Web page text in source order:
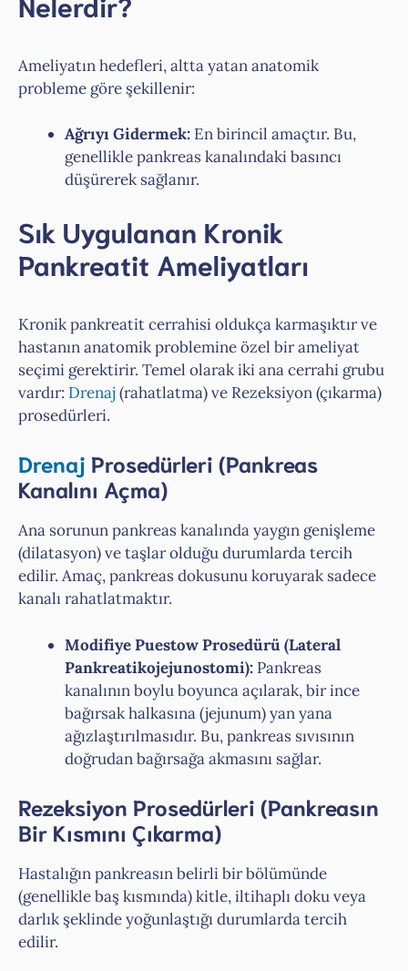
Ameliyatın hedefleri, altta yatan anatomik
probleme göre şekillenir:
Ağrıyı Gidermek: En birincil amaçtır. Bu,
genellikle pankreas kanalındaki basıncı
düşürerek sağlanır.
Sık Uygulanan Kronik
Pankreatit Ameliyatları
Kronik pankreatit cerrahisi oldukça karmaşıktır ve
hastanın anatomik problemine özel bir ameliyat
seçimi gerektirir. Temel olarak iki ana cerrahi grubu
vardır: Drenaj(rahatlatma) ve Rezeksiyon (çıkarma)
prosedürleri.
Drenaj Prosedürleri (Pankreas
Kanalını Açma)
Ana sorunun pankreas kanalında yaygın genişleme
(dilatasyon) ve taşlar olduğu durumlarda tercih
edilir. Amaç, pankreas dokusunu koruyarak sadece
kanalı rahatlatmaktır.
Modifiye Puestow Prosedürü (Lateral
Pankreatikojejunostomi): Pankreas
kanalının boylu boyunca açılarak, bir ince
bağırsak halkasına (jejunum) yan yana
ağızlaştırılmasıdır. Bu, pankreas sıvısının
doğrudan bağırsağa akmasını sağlar.
Rezeksiyon Prosedürleri (Pankreasın
Bir Kısmını Çıkarma)
Hastalığın pankreasın belirli bir bölümünde
(genellikle baş kısmında) kitle, iltihaplı doku veya
darlık şeklinde yoğunlaştığı durumlarda tercih
edilir.